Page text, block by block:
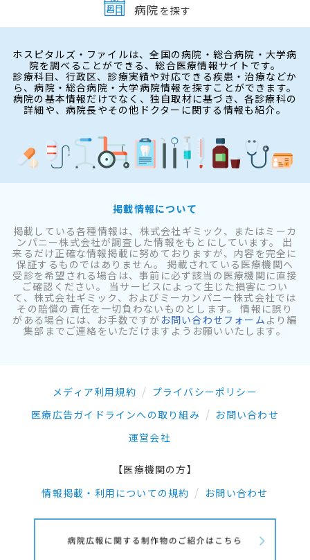
病院 を探す
ホスピタルズ・ファイルは、全国の病院・総合病院・大学病
院を調べることができる、総合医療情報サイトです。
診療科目、行政区、診療実績や対応できる疾患・治療などか
ら、病院・総合病院・大学病院情報を探すことができます。
病院の基本情報だけでなく、独自取材に基づき、各診療科の
詳細や、病院長やその他ドクターに関する情報も紹介。
掲載情報について
掲載している各種情報は、株式会社ギミック、またはミーカ
ンパニー株式会社が調査した情報をもとにしています。 出
来るだけ正確な情報掲載に努めておりますが、内容を完全に
保証するものではありません。 掲載されている医療機関へ
受診を希望される場合は、事前に必ず該当の医療機関に直接
ご確認ください。 当サービスによって生じた損害につい
て、株式会社ギミック、およびミーカンパニー株式会社では
その賠償の責任を一切負わないものとします。 情報に誤り
がある場合には、お手数ですが お問い合わせフォーム より編
集部までご連絡をいただけますようお願いいたします。
メディア利用規約
プライバシーポリシー
医療広告ガイドラインへの取り組み
お問い合わせ
運営会社
【医療機関の方】
情報掲載・利用についての規約
お問い合わせ